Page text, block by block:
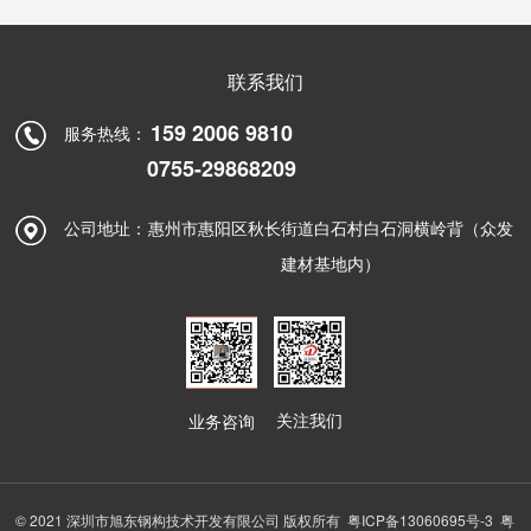
联系我们
服务热线： 159 2006 9810
0755-29868209
公司地址： 惠州市惠阳区秋长街道白石村白石洞横岭背（众发
建材基地内）
业务咨询 关注我们
© 2021 深圳市旭东钢构技术开发有限公司 版权所有粤ICP备13060695号-3 粤